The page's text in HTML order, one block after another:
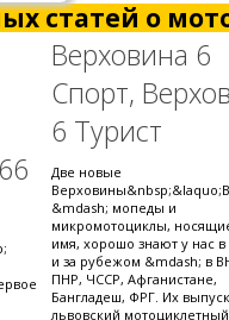
статей о
Верховина 6
Спорт,
6 Турист
Две новые
&mdash; мопеды и
микромотоциклы,
имя, хорошо знают у нас в
и за рубежом &mdash; в
ПНР, ЧССР, Афганистане,
Бангладеш, ФРГ. Их
львовский мотоциклетный